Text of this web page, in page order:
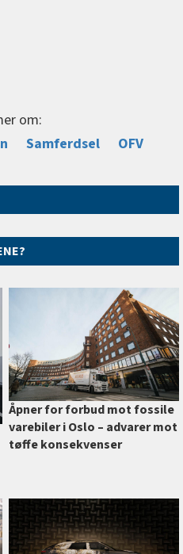
om:
Samferdsel OFV
Åpner for forbud mot fossile
varebiler i Oslo –⁠ advarer mot
tøffe konsekvenser